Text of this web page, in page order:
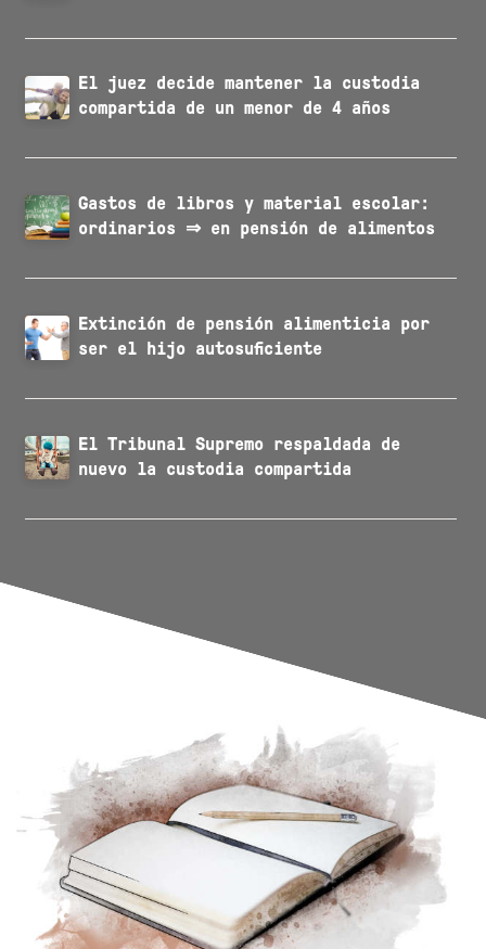
El juez decide mantener la custodia
compartida de un menor de 4 años
Gastos de libros y material escolar:
ordinarios ⇒ en pensión de alimentos
Extinción de pensión alimenticia por
ser el hijo autosuficiente
El Tribunal Supremo respaldada de
nuevo la custodia compartida